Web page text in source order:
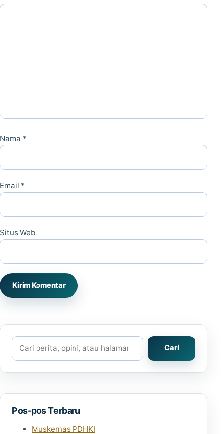
Nama *
Email *
Situs Web
Cari
Cari
Pos-pos Terbaru
Muskernas PDHKI